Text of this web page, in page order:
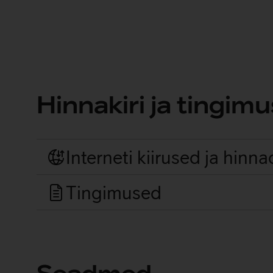
Hinnakiri ja
Interneti kiirused ja
Tingimused